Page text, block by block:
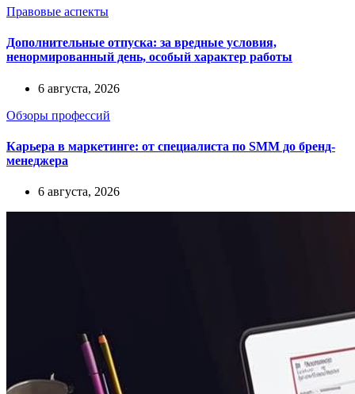
Правовые аспекты
Дополнительные отпуска: за вредные условия,
ненормированный день, особый характер работы
6 августа, 2026
Обзоры профессий
Карьера в маркетинге: от специалиста по SMM до бренд-
менеджера
6 августа, 2026